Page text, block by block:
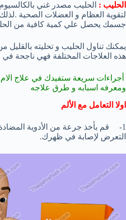
الحليب : الحليب مصدر غني
لتقوية العظام و العضلات الصحية
جسمك يحصل علي كمية كافية من
يمكنك تناول الحليب و تحليته
هذه العلاجات المختلفة فهي ناجحة في
أجراءات سريعة ستفيدك في علاج الام
ومعرفه اسبابه و طرق علاجه
اولا التعامل مع الألم
1- قم بأخذ جرعة من الأدوية المضادة
التعرض لإصابة في ظهرك.